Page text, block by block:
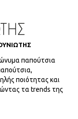
παπούτσια
ποιότητας και
τα trends της